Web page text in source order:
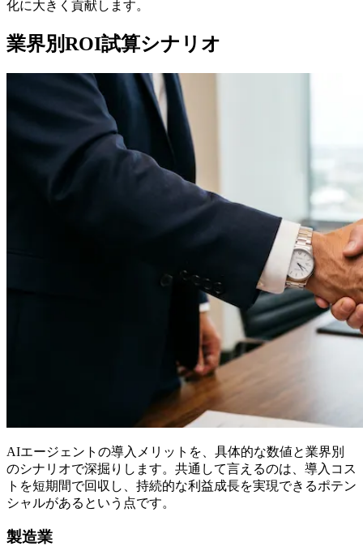
化に大きく貢献します。
業界別ROI試算シナリオ
AIエージェントの導入メリットを、具体的な数値と業界別
のシナリオで深掘りします。共通して言えるのは、導入コス
トを短期間で回収し、持続的な利益成長を実現できるポテン
シャルがあるという点です。
製造業